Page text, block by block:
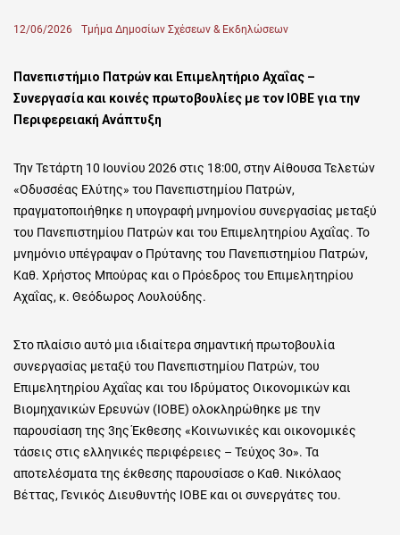
Posted
12/06/2026 Author
Τμήμα Δημοσίων Σχέσεων & Εκδηλώσεων
Πανεπιστήμιο Πατρών και Επιμελητήριο Αχαΐας –
Συνεργασία και κοινές πρωτοβουλίες με τον ΙΟΒΕ για την
Περιφερειακή Ανάπτυξη
Την Τετάρτη 10 Ιουνίου 2026 στις 18:00, στην Αίθουσα Τελετών
«Οδυσσέας Ελύτης» του Πανεπιστημίου Πατρών,
πραγματοποιήθηκε η υπογραφή μνημονίου συνεργασίας μεταξύ
του Πανεπιστημίου Πατρών και του Επιμελητηρίου Αχαΐας. Το
μνημόνιο υπέγραψαν ο Πρύτανης του Πανεπιστημίου Πατρών,
Καθ. Χρήστος Μπούρας και ο Πρόεδρος του Επιμελητηρίου
Αχαΐας, κ. Θεόδωρος Λουλούδης.
Στο πλαίσιο αυτό μια ιδιαίτερα σημαντική πρωτοβουλία
συνεργασίας μεταξύ του Πανεπιστημίου Πατρών, του
Επιμελητηρίου Αχαΐας και του Ιδρύματος Οικονομικών και
Βιομηχανικών Ερευνών (ΙΟΒΕ) ολοκληρώθηκε με την
παρουσίαση της 3ης Έκθεσης «Κοινωνικές και οικονομικές
τάσεις στις ελληνικές περιφέρειες – Τεύχος 3ο». Τα
αποτελέσματα της έκθεσης παρουσίασε ο Καθ. Νικόλαος
Βέττας, Γενικός Διευθυντής ΙΟΒΕ και οι συνεργάτες του.